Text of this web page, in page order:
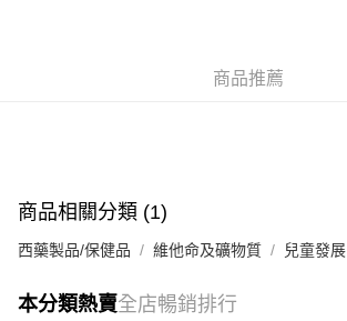
JD京東物流，訂單確認發貨後2-4個工作天送達
商品推薦
商品相關分類 (1)
西藥製品/保健品 維他命及礦物質 兒童發展
本分類熱賣全店暢銷排行